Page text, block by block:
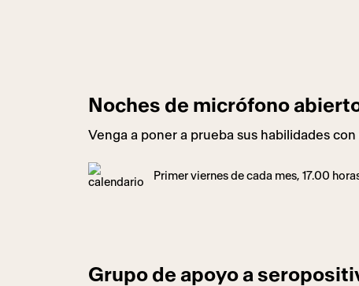
Noches de micrófono
Venga a poner a prueba sus habilidades
Primer viernes de cada mes, 17.00
Grupo de apoyo a